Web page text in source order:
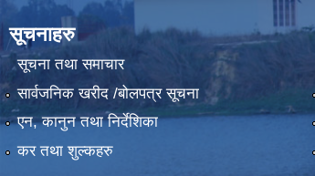
सूचनाहरु
सूचना तथा समाचार
सार्वजनिक खरीद /बोलपत्र सूचना
एन, कानुन तथा निर्देशिका
कर तथा शुल्कहरु